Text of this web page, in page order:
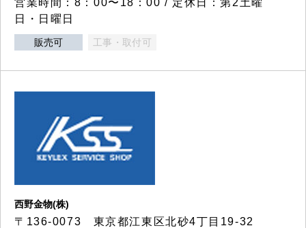
営業時間：8：00〜18：00 / 定休日：第2土曜
日・日曜日
販売可 工事・取付可
西野金物(株)
〒136-0073 東京都江東区北砂4丁目19-32